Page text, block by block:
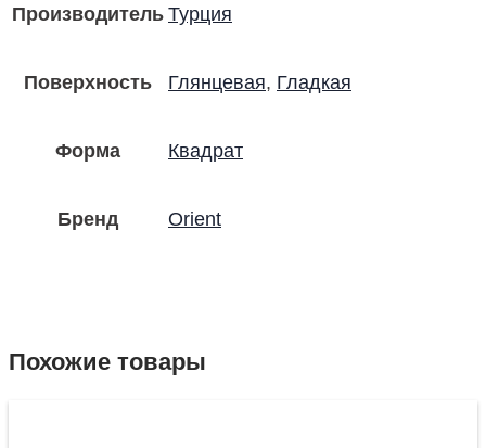
ПроизводительТурция
Поверхность Глянцевая, Гладкая
Форма Квадрат
Бренд Orient
Похожие товары